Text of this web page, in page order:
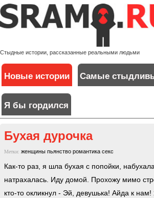
Стыдные истории, рассказанные реальными людьми
Новые истории Самые
Я бы гордился
Бухая дурочка
Метки: женщины пьянство романтика секс
Как-то раз, я шла бухая с попойки,
натрахалась. Иду домой. Прохожу мимо
кто-то окликнул - Эй, девушька! Айда к